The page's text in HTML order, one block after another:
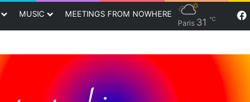
MUSIC MEETINGS FROM NOWHERE
Paris 31 ℃